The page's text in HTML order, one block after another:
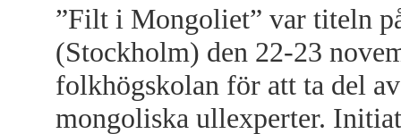
”Filt i Mongoliet” var titeln
(Stockholm) den 22-23
folkhögskolan för att ta del
mongoliska ullexperter.